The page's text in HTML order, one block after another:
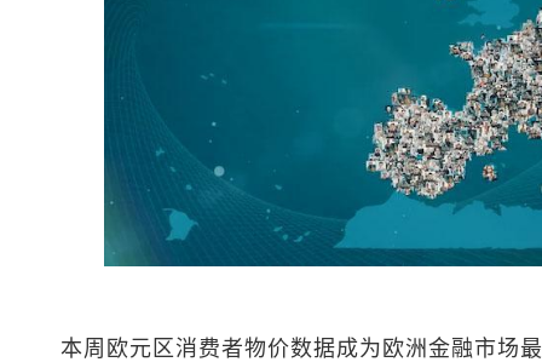
本周欧元区消费者物价数据成为欧洲金融市场